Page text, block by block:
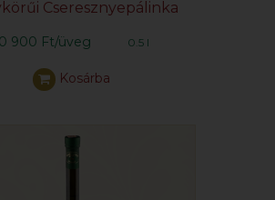
Cseresznyepálinka
900 Ft/üveg 0.5 l
Kosárba